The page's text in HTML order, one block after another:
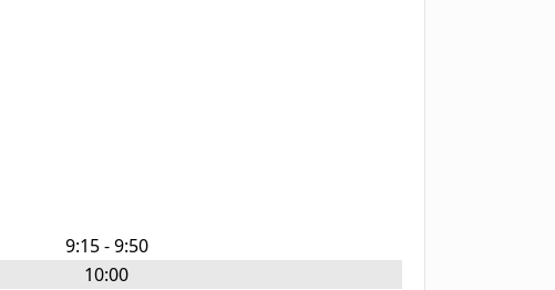
9:15 - 9:50
10:00